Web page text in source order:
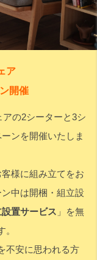
ア
開催
の2シーターと3シ
ンを開催いたしま
様に組み立てをお
中は開梱・組立設
置サービス 」を無
不安に思われる方